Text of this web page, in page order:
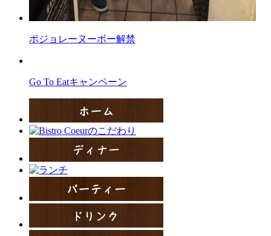
ボジョレーヌーボー解禁
Go To Eatキャンペーン